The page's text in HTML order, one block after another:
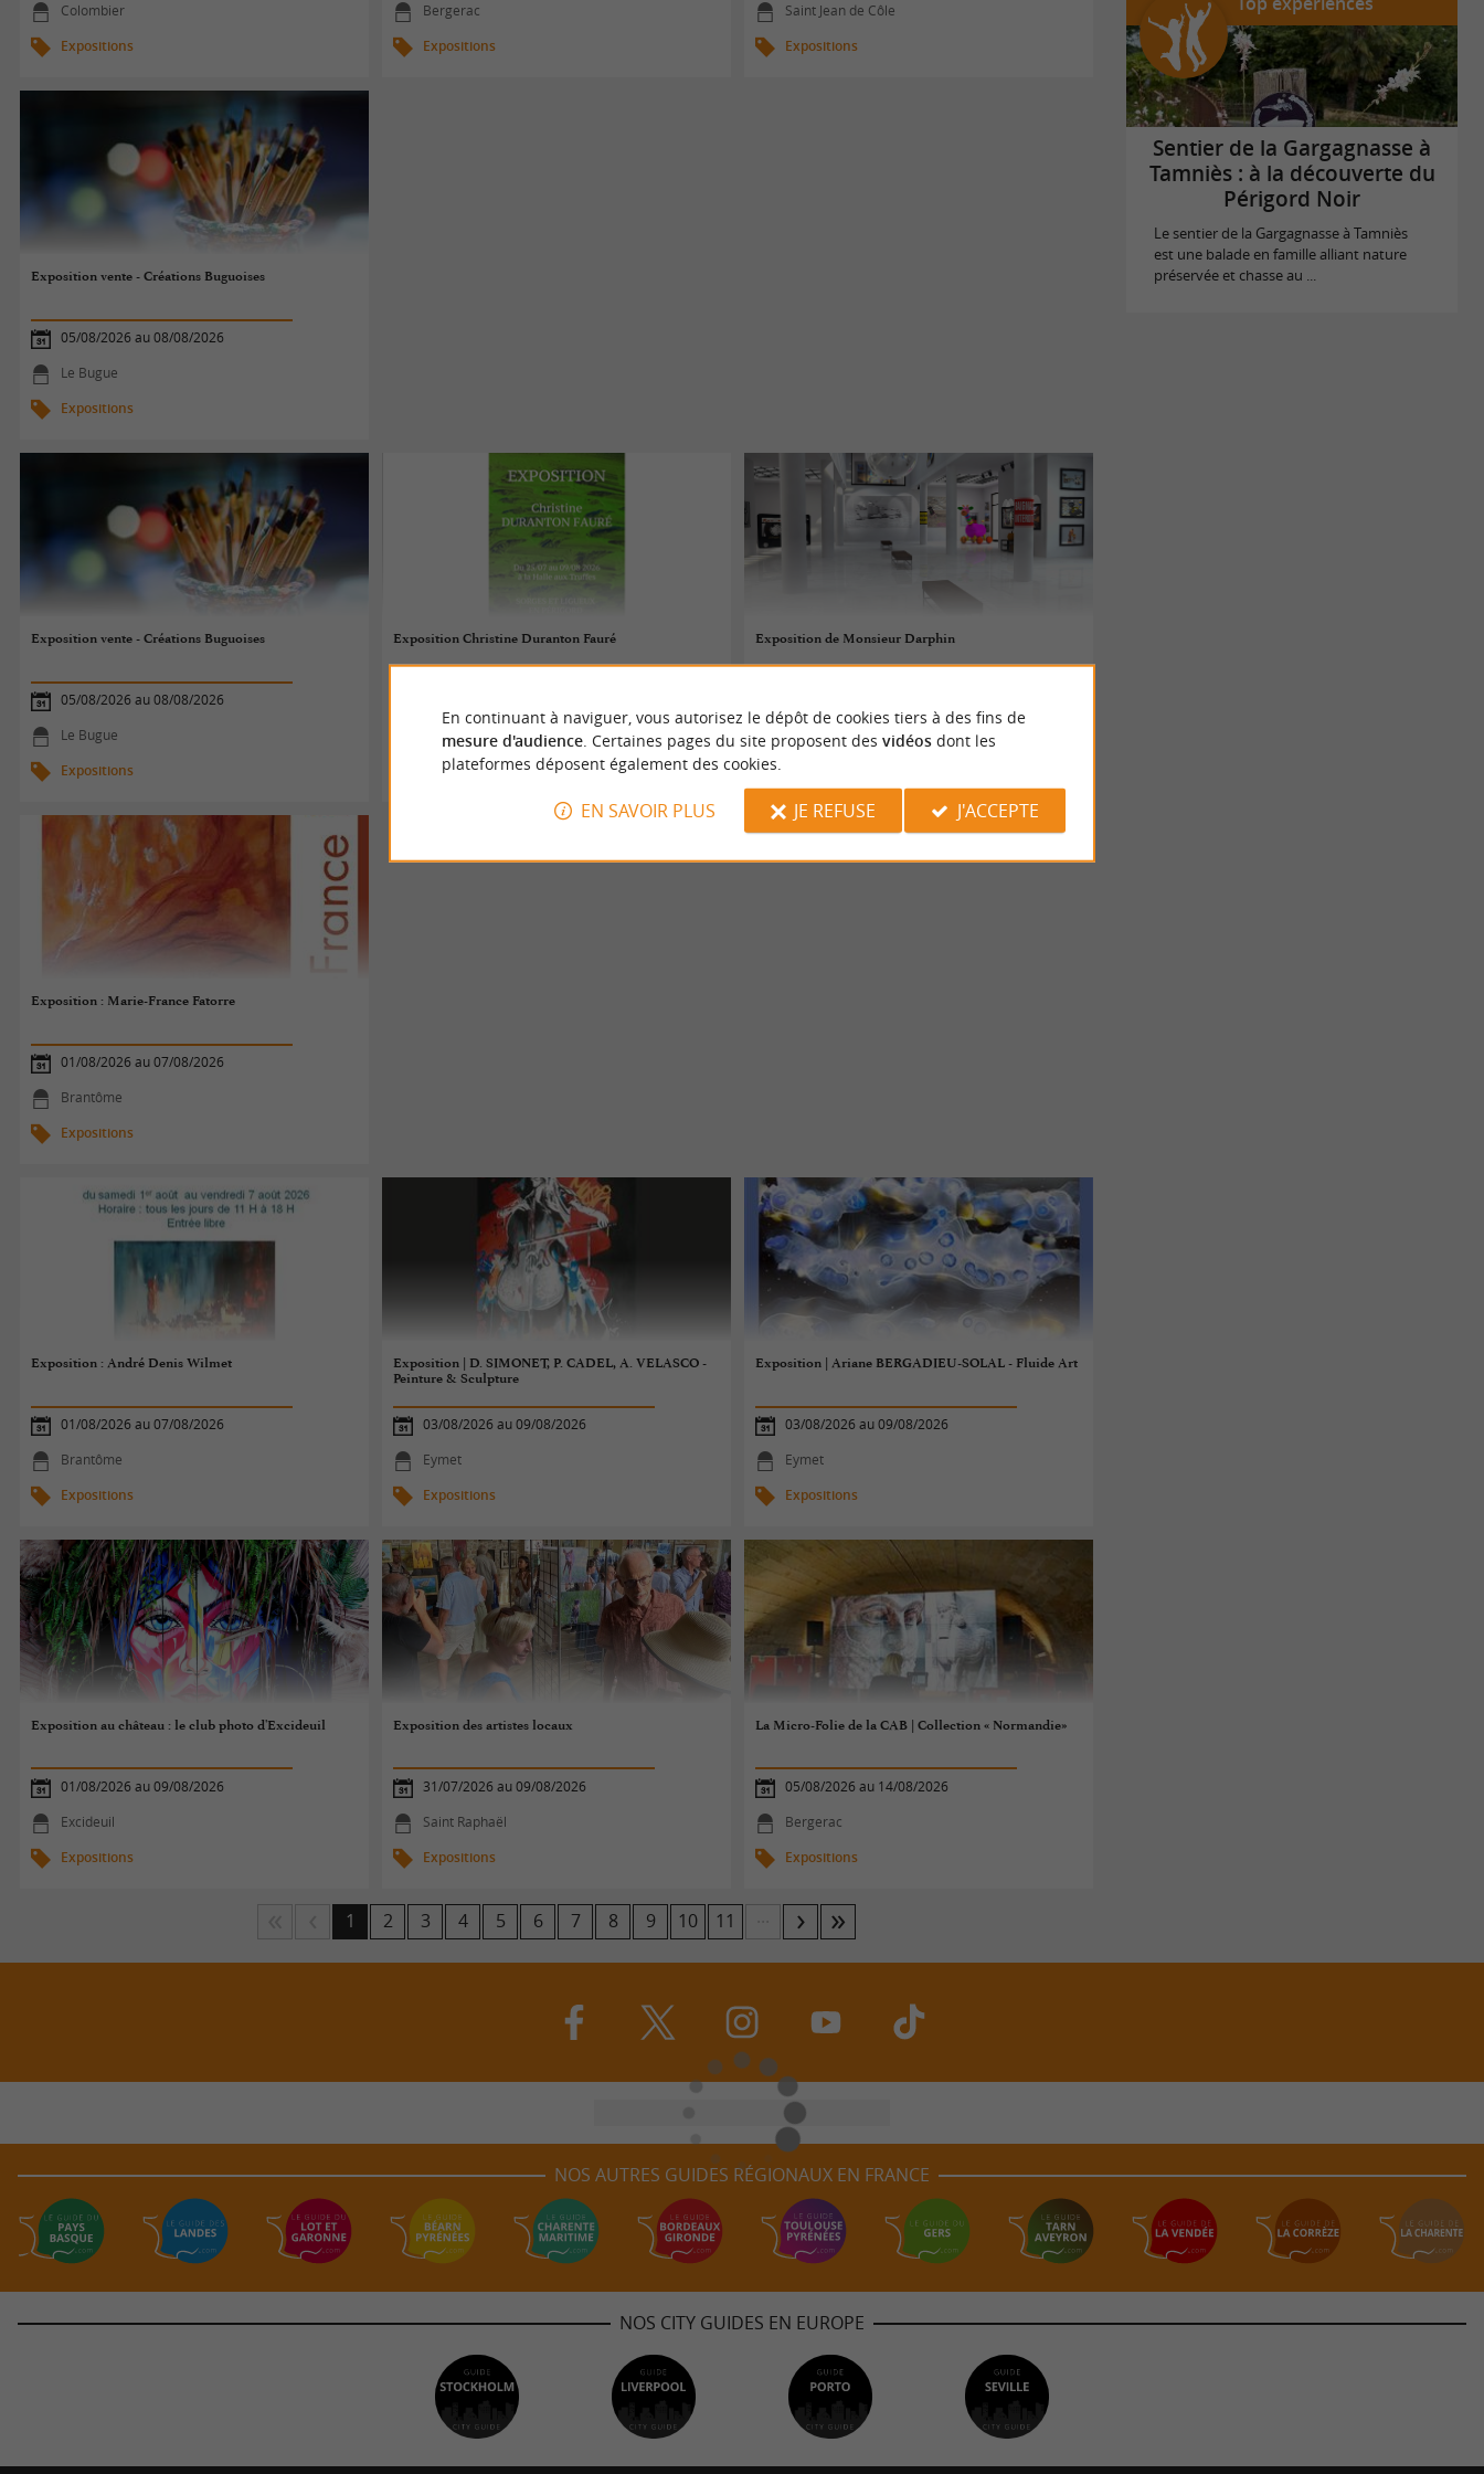
Colombier
Expositions
Bergerac
Expositions
Saint Jean de Côle
Expositions
Exposition vente - Créations Buguoises
05/08/2026 au 08/08/2026
Le Bugue
Expositions
Exposition vente - Créations Buguoises
05/08/2026 au 08/08/2026
Le Bugue
Expositions
Exposition Christine Duranton Fauré
Sorges
Expositions
Exposition de Monsieur Darphin
Saint Jean de Côle
Exposition : Marie-France Fatorre
01/08/2026 au 07/08/2026
Brantôme
Expositions
Exposition : André Denis Wilmet
01/08/2026 au 07/08/2026
Brantôme
Expositions
Exposition | D. SIMONET, P. CADEL, A. VELASCO -
Peinture & Sculpture
03/08/2026 au 09/08/2026
Eymet
Expositions
Exposition | Ariane BERGADIEU-SOLAL - Fluide Art
03/08/2026 au 09/08/2026
Eymet
Expositions
Exposition au château : le club photo d'Excideuil
01/08/2026 au 09/08/2026
Excideuil
Expositions
Exposition des artistes locaux
31/07/2026 au 09/08/2026
Saint Raphaël
Expositions
La Micro-Folie de la CAB | Collection « Normandie»
05/08/2026 au 14/08/2026
Bergerac
Expositions
1 2 3 4 5 6 7 8 9 10 11
Sentier de la Gargagnasse à
Tamniès : à la découverte du
Périgord Noir
Le sentier de la Gargagnasse à Tamniès
est une balade en famille alliant nature
préservée et chasse au ...
NOS AUTRES GUIDES RÉGIONAUX EN FRANCE
NOS CITY GUIDES EN EUROPE
En continuant à naviguer, vous autorisez le dépôt de cookies tiers à des fins de
mesure d'audience. Certaines pages du site proposent des vidéosdont les
plateformes déposent également des cookies.
EN SAVOIR PLUS JE REFUSE J'ACCEPTE